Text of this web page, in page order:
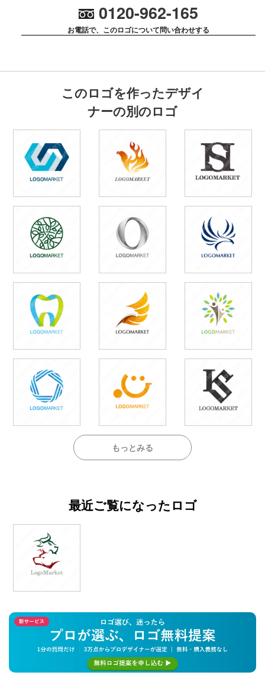
0120-962-165
お電話で、このロゴについて問い合わせする
このロゴを作ったデザイ
ナーの別のロゴ
もっとみる
最近ご覧になったロゴ